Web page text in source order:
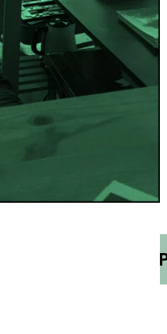
INFORMATIONS